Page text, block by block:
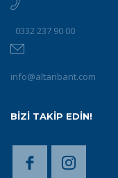
0332 237 90 00
info@altanbant.com
BİZİ TAKİP EDİN!